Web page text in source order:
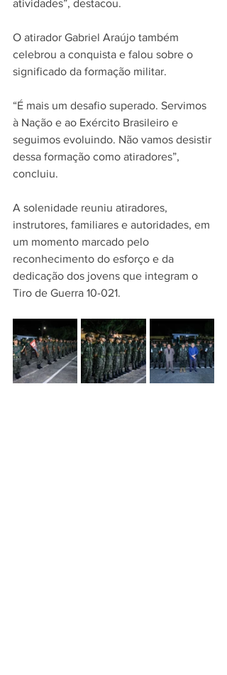
atividades”, destacou.
O atirador Gabriel Araújo também
celebrou a conquista e falou sobre o
significado da formação militar.
“É mais um desafio superado. Servimos
à Nação e ao Exército Brasileiro e
seguimos evoluindo. Não vamos desistir
dessa formação como atiradores”,
concluiu.
A solenidade reuniu atiradores,
instrutores, familiares e autoridades, em
um momento marcado pelo
reconhecimento do esforço e da
dedicação dos jovens que integram o
Tiro de Guerra 10-021.